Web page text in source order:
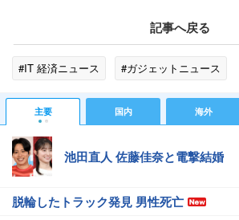
記事へ戻る
#IT 経済ニュース #ガジェットニュース
主要 国内 海外
池田直人 佐藤佳奈と電撃結婚
脱輪したトラック発見 男性死亡